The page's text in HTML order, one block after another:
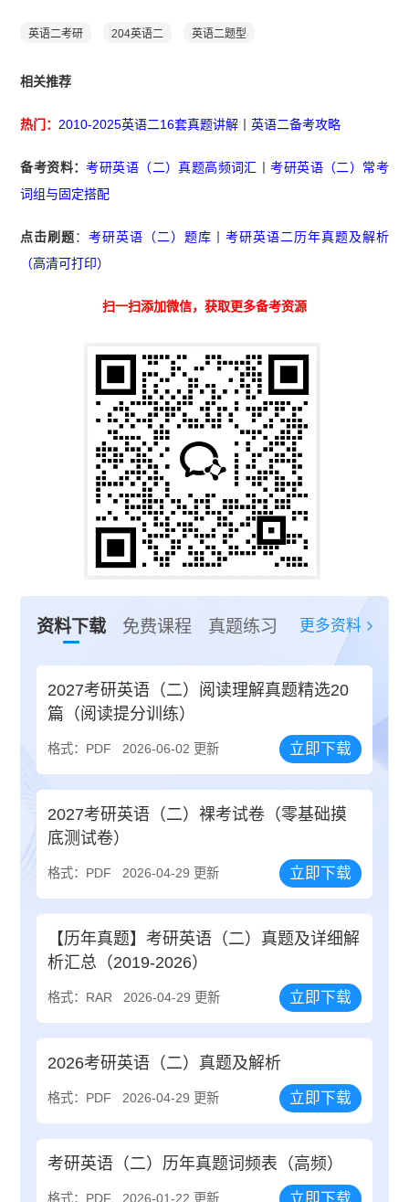
英语二考研 204英语二 英语二题型
相关推荐
热门： 2010-2025英语二16套真题讲解 丨英语二备考攻略
备考资料：考研英语（二）真题高频词汇 丨考研英语（二）常考
词组与固定搭配
点击刷题：考研英语（二）题库
考研英语二历年真题及解析
（高清可打印）
扫一扫添加微信，获取更多备考资源
资料下载 免费课程 真题练习 更多资料
2027考研英语（二）阅读理解真题精选20
篇（阅读提分训练）
格式：PDF 2026-06-02 更新 立即下载
2027考研英语（二）裸考试卷（零基础摸
底测试卷）
格式：PDF 2026-04-29 更新 立即下载
【历年真题】考研英语（二）真题及详细解
析汇总（2019-2026）
格式：RAR 2026-04-29 更新 立即下载
2026考研英语（二）真题及解析
格式：PDF 2026-04-29 更新 立即下载
考研英语（二）历年真题词频表（高频）
格式：PDF 2026-01-22 更新